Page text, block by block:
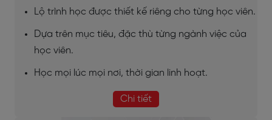
Lộ trình học được thiết kế riêng cho từng học viên.
Dựa trên mục tiêu, đặc thù từng ngành việc của
học viên.
Học mọi lúc mọi nơi, thời gian linh hoạt.
Chi tiết